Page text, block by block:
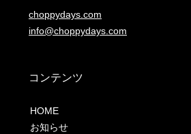
choppydays.com
info@choppydays.com
コンテンツ
HOME
お知らせ